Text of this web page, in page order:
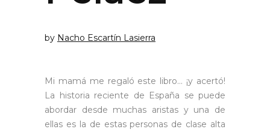
by Nacho Escartín Lasierra
Mi mamá me regaló este libro… ¡y acertó!
La historia reciente de España se puede
abordar desde muchas aristas y una de
ellas es la de estas personas de clase alta